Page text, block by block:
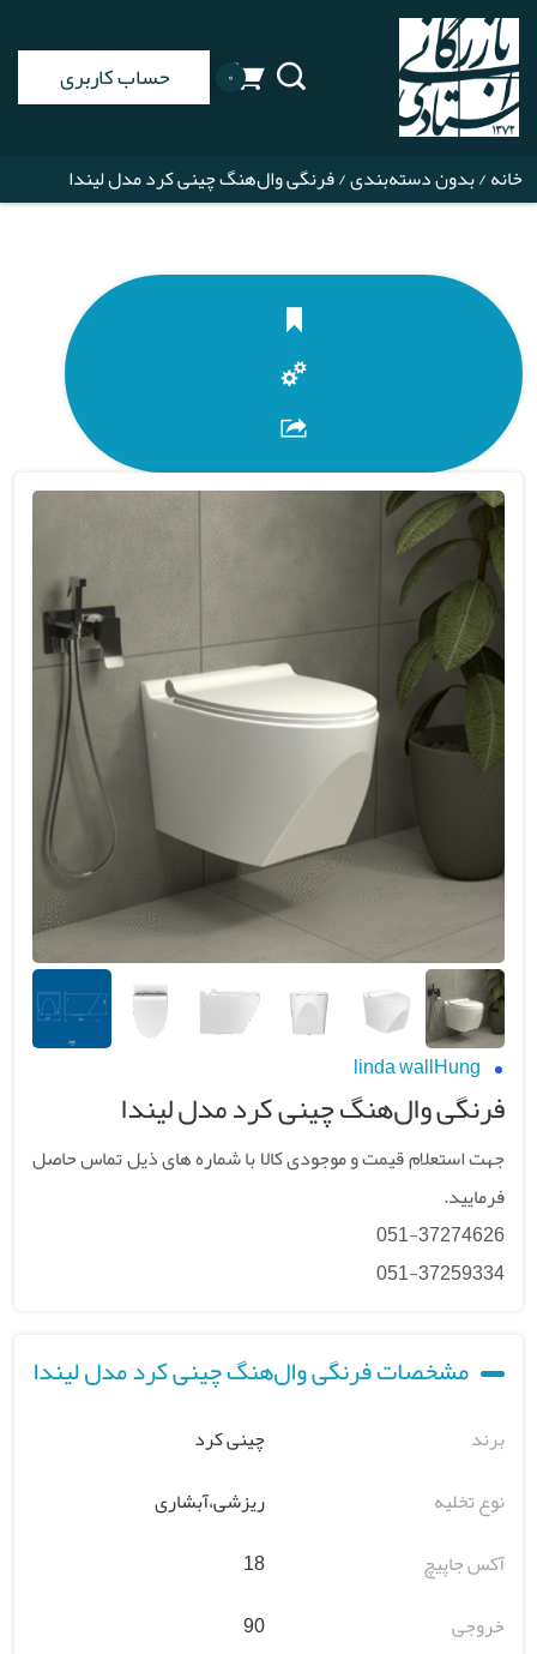
۰ حساب کاربری
خانه/بدون دسته‌بندی/ فرنگی وال‌هنگ چینی کرد مدل لیندا
linda wallHung
فرنگی وال‌هنگ چینی کرد مدل لیندا
جهت استعلام قیمت و موجودی کالا با شماره های ذیل تماس حاصل
فرمایید.
051-37274626
051-37259334
مشخصات فرنگی وال‌هنگ چینی کرد مدل لیندا
برند
چینی کرد
نوع تخلیه
ریزشی،آبشاری
آکس جاپیچ
18
خروجی
90